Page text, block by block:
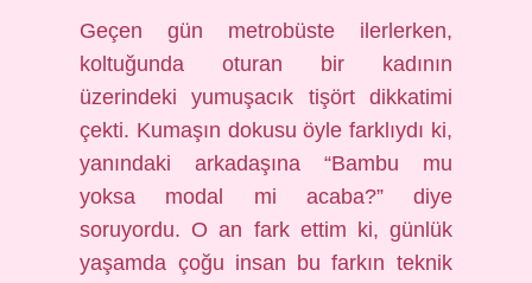
Geçen gün metrobüste ilerlerken,
koltuğunda oturan bir kadının
üzerindeki yumuşacık tişört dikkatimi
çekti. Kumaşın dokusu öyle farklıydı ki,
yanındaki arkadaşına “Bambu mu
yoksa modal mi acaba?” diye
soruyordu. O an fark ettim ki, günlük
yaşamda çoğu insan bu farkın teknik